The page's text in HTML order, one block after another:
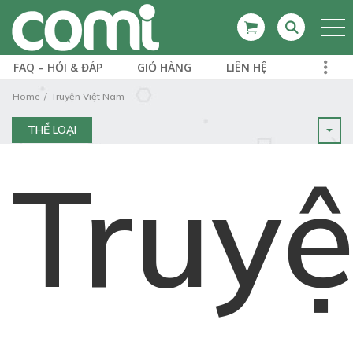
FAQ – HỎI & ĐÁP GIỎ HÀNG LIÊN HỆ
Home Truyện Việt Nam
THỂ LOẠI